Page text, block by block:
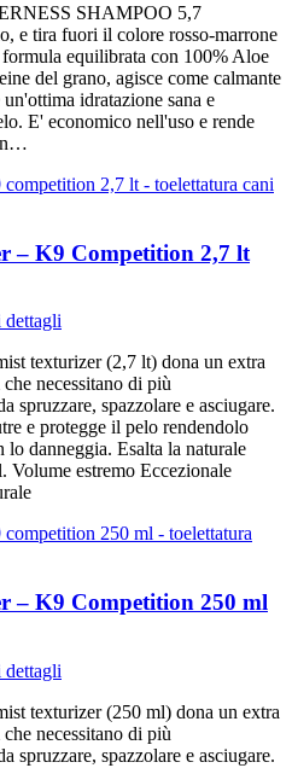
SHAMPOO 5,7
e tira fuori il colore rosso-marrone
equilibrata con 100% Aloe
del grano, agisce come calmante
idratazione sana e
E' economico nell'uso e rende
– K9 Competition 2,7 lt
dettagli
texturizer (2,7 lt) dona un extra
necessitano di più
spruzzare, spazzolare e asciugare.
e protegge il pelo rendendolo
lo danneggia. Esalta la naturale
Volume estremo Eccezionale
– K9 Competition 250 ml
dettagli
texturizer (250 ml) dona un extra
necessitano di più
spruzzare, spazzolare e asciugare.